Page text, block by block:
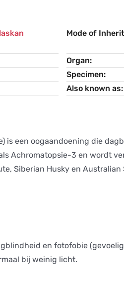
Mode of
Organ
Specimen
Also known as
is een oogaandoening die
Achromatopsie-3 en wordt
Siberian Husky en
en fotofobie
bij weinig licht.